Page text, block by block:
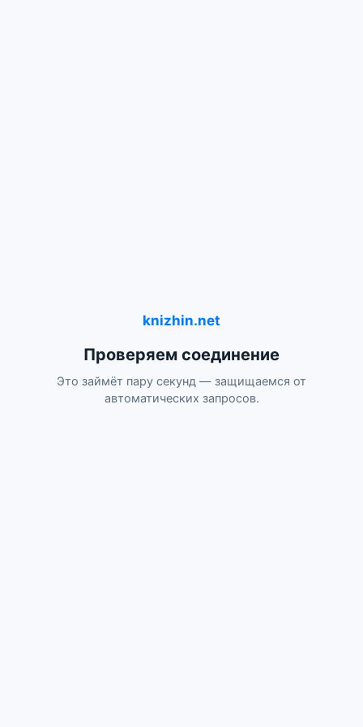
knizhin.net
Проверяем соединение
Это займёт пару секунд — защищаемся от
автоматических запросов.